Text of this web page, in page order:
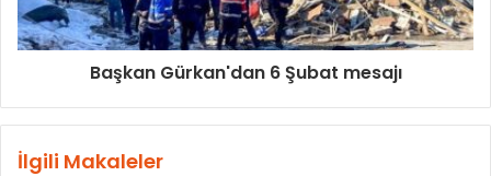
Başkan Gürkan'dan 6 Şubat mesajı
İlgili Makaleler